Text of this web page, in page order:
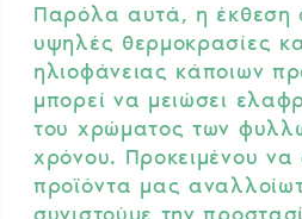
Παρόλα αυτά, η έκθεση
υψηλές θερμοκρασίες
ηλιοφάνειας κάποιων
μπορεί να μειώσει
του χρώματος των
χρόνου. Προκειμένου
προϊόντα μας